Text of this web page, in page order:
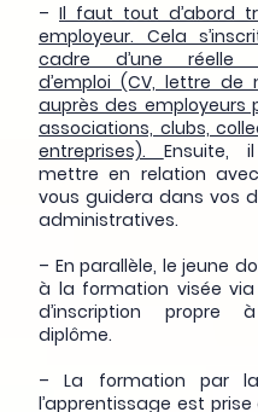
– Il faut tout d’abord
employeur. Cela
cadre d’une réelle
d’emploi (CV, lettre de
auprès des employeurs
associations, clubs,
entreprises). Ensuite,
mettre en relation avec
vous guidera dans vos
administratives.
– En parallèle, le jeune
à la formation visée
d’inscription propre
diplôme.
– La formation par
l’apprentissage est